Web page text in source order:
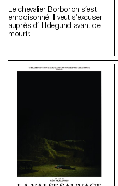
Le chevalier Borboron s’est
empoisonné. Il veut s’excuser
auprès d’Hildegund avant de
mourir.